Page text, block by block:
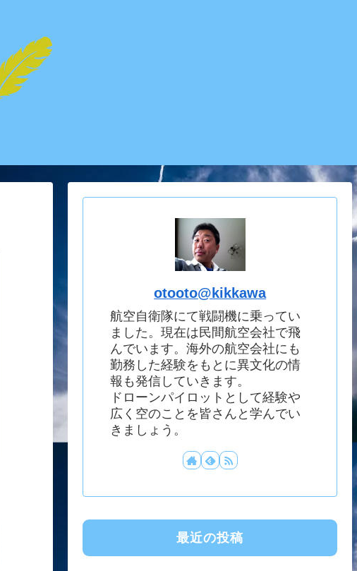
otooto@kikkawa
航空自衛隊にて戦闘機に乗ってい
ました。現在は民間航空会社で飛
んでいます。海外の航空会社にも
勤務した経験をもとに異文化の情
報も発信していきます。
ドローンパイロットとして経験や
広く空のことを皆さんと学んでい
きましょう。
最近の投稿